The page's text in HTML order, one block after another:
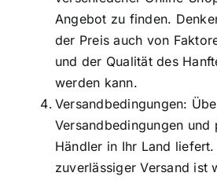
Angebot zu finden.
der Preis auch von
und der Qualität des
werden kann.
Versandbedingungen:
Versandbedingungen
Händler in Ihr Land
zuverlässiger Versand ist